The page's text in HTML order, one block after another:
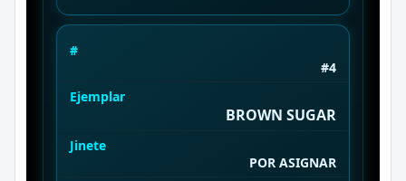
#
#4
Ejemplar
BROWN SUGAR
Jinete
POR ASIGNAR